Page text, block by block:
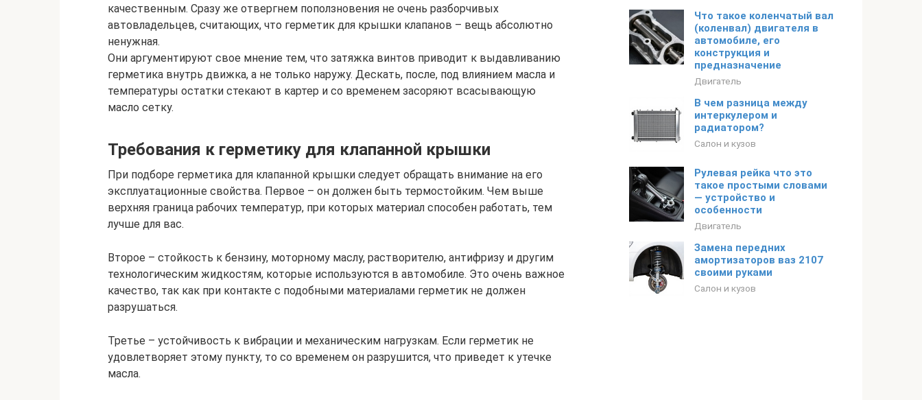
качественным. Сразу же отвергнем поползновения не очень разборчивых
автовладельцев, считающих, что герметик для крышки клапанов – вещь абсолютно
ненужная.
Они аргументируют свое мнение тем, что затяжка винтов приводит к выдавливанию
герметика внутрь движка, а не только наружу. Дескать, после, под влиянием масла и
температуры остатки стекают в картер и со временем засоряют всасывающую
масло сетку.
Требования к герметику для клапанной крышки
При подборе герметика для клапанной крышки следует обращать внимание на его
эксплуатационные свойства. Первое – он должен быть термостойким. Чем выше
верхняя граница рабочих температур, при которых материал способен работать, тем
лучше для вас.
Второе – стойкость к бензину, моторному маслу, растворителю, антифризу и другим
технологическим жидкостям, которые используются в автомобиле. Это очень важное
качество, так как при контакте с подобными материалами герметик не должен
разрушаться.
Третье – устойчивость к вибрации и механическим нагрузкам. Если герметик не
удовлетворяет этому пункту, то со временем он разрушится, что приведет к утечке
масла.
Что такое коленчатый вал
(коленвал) двигателя в
автомобиле, его
конструкция и
предназначение
Двигатель
В чем разница между
интеркулером и
радиатором?
Салон и кузов
Рулевая рейка что это
такое простыми словами
— устройство и
особенности
Двигатель
Замена передних
амортизаторов ваз 2107
своими руками
Салон и кузов